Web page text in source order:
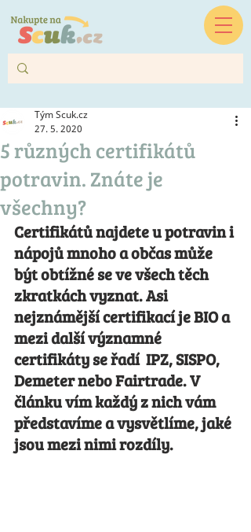
5 různých certifikátů
potravin. Znáte je
všechny?
Tým Scuk.cz
27. 5. 2020
Certifikátů najdete u potravin i
nápojů mnoho a občas může
být obtížné se ve všech těch
zkratkách vyznat. Asi
nejznámější certifikací je BIO a
mezi další významné
certifikáty se řadí  IPZ, SISPO,
Demeter nebo Fairtrade. V
článku vím každý z nich vám
představíme a vysvětlíme, jaké
jsou mezi nimi rozdíly.